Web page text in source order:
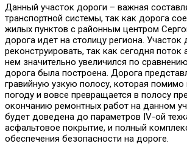
Данный участок дороги – важная
транспортной системы, так как дорога
жилых пунктов с районным центром
дорога идет на столицу региона. Участок
реконструировать, так как сегодня поток
нем значительно увеличился по
дорога была построена. Дорога
гравийную узкую полосу, которая помимо
погоду и вовсе превращается в полосу
окончанию ремонтных работ на данном
будет доведена до параметров IV-ой
асфальтовое покрытие, и полный
обеспечения безопасности на дороге.